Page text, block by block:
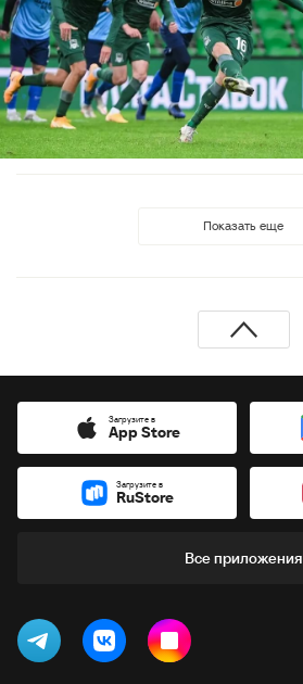
Показать еще
Загрузите в
App Store
Загрузите в
RuStore
Все приложения